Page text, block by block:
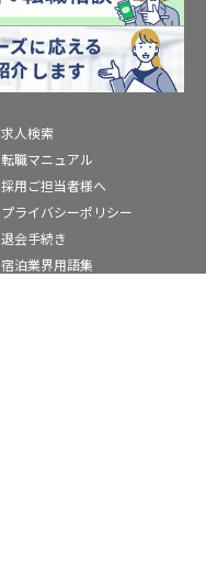
求人検索
転職マニュアル
採用ご担当者様へ
プライバシーポリシー
退会手続き
宿泊業界用語集